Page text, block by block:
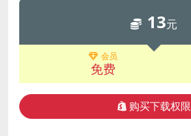
13元
会员
免费
购买下载权限